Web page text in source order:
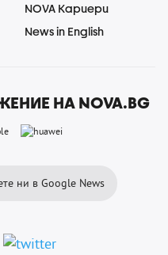
NOVA Кариери
News in English
НА NOVA.BG
ни в Google News